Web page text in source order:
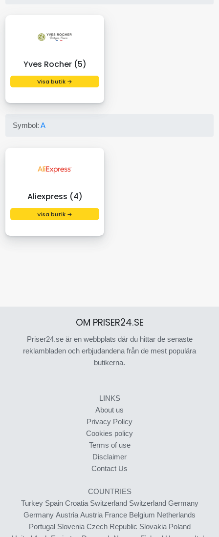
Yves Rocher (5)
Visa butik →
Symbol:A
Aliexpress (4)
Visa butik →
OM PRISER24.SE
Priser24.se är en webbplats där du hittar de senaste
reklambladen och erbjudandena från de mest populära
butikerna.
LINKS
About us
Privacy Policy
Cookies policy
Terms of use
Disclaimer
Contact Us
COUNTRIES
Turkey Spain Croatia Switzerland Switzerland Germany
Germany Austria Austria France Belgium Netherlands
Portugal Slovenia Czech Republic Slovakia Poland